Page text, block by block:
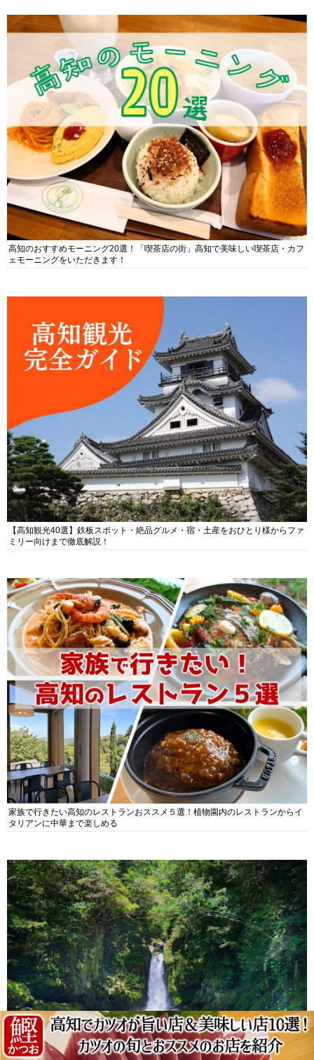
高知のおすすめモーニング20選！「喫茶店の街」高知で美味しい喫茶店・カフ
ェモーニングをいただきます！
【高知観光40選】鉄板スポット・絶品グルメ・宿・土産をおひとり様からファ
ミリー向けまで徹底解説！
家族で行きたい高知のレストランおススメ５選！植物園内のレストランからイ
タリアンに中華まで楽しめる